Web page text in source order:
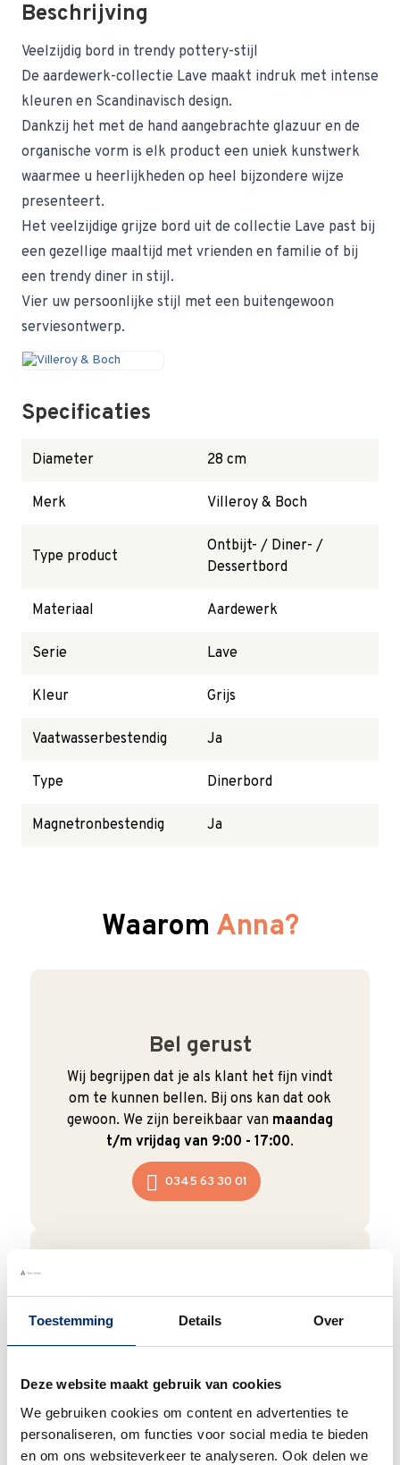
Toestemming Details Over
Deze website maakt gebruik van cookies
We gebruiken cookies om content en advertenties te
personaliseren, om functies voor social media te bieden
en om ons websiteverkeer te analyseren. Ook delen we
Beschrijving
Veelzijdig bord in trendy pottery-stijl
De aardewerk-collectie Lave maakt indruk met intense
kleuren en Scandinavisch design.
Dankzij het met de hand aangebrachte glazuur en de
organische vorm is elk product een uniek kunstwerk
waarmee u heerlijkheden op heel bijzondere wijze
presenteert.
Het veelzijdige grijze bord uit de collectie Lave past bij
een gezellige maaltijd met vrienden en familie of bij
een trendy diner in stijl.
Vier uw persoonlijke stijl met een buitengewoon
serviesontwerp.
Specificaties
Diameter 28 cm
Merk Villeroy & Boch
Type product
Ontbijt- / Diner- /
Dessertbord
Materiaal Aardewerk
Serie Lave
Kleur Grijs
Vaatwasserbestendig Ja
Type Dinerbord
Magnetronbestendig Ja
Waarom Anna?
Bel gerust
Wij begrijpen dat je als klant het fijn vindt
om te kunnen bellen. Bij ons kan dat ook
gewoon. We zijn bereikbaar van maandag
t/m vrijdag van 9:00 - 17:00.
0345 63 30 01
Duurzaam
papier.Vanaf € 55,-wordt jouw bestelling